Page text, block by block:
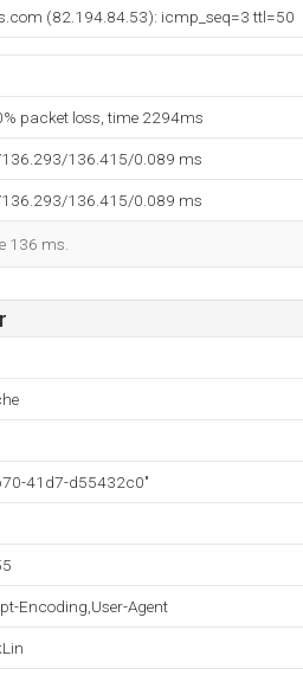
(82.194.84.53): icmp_seq=3 ttl=50
packet loss, time 2294ms
136.415/0.089 ms
136.415/0.089 ms
136 ms.
41d7-d55432c0"
Encoding,User-Agent